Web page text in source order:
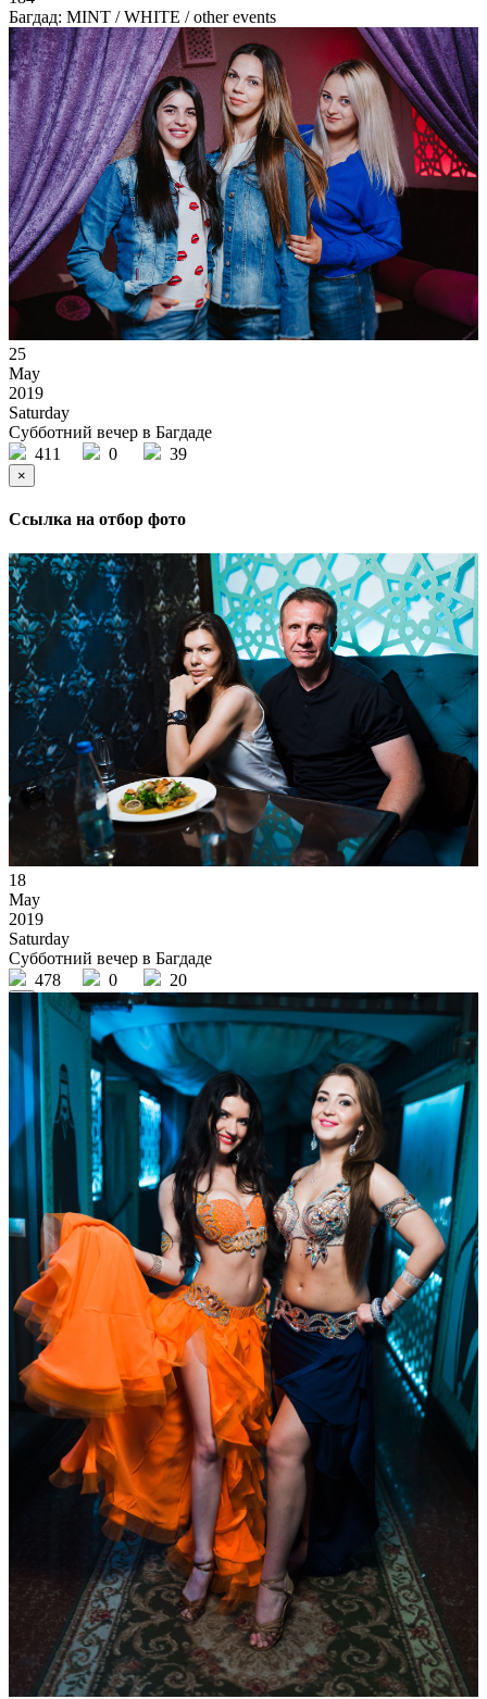
Багдад: MINT / WHITE / other events
25
May
2019
Saturday
Субботний вечер в Багдаде
411
0 39
×
Ссылка на отбор фото
18
May
2019
Saturday
Субботний вечер в Багдаде
478
0 20
Ссылка на отбор фото